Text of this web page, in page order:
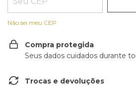
Não sei meu CEP
Compra protegida
Seus dados cuidados durante
Trocas e devoluções